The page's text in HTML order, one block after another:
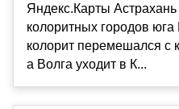
Яндекс.Карты
колоритных городов юга
колорит перемешался с
а Волга уходит в К...